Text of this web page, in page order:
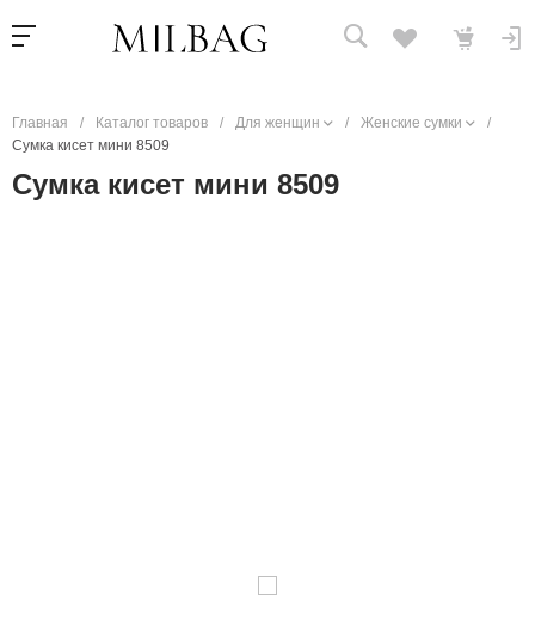
Главная / Каталог товаров / Для женщин / Женские сумки
/
Сумка кисет мини 8509
Сумка кисет мини 8509